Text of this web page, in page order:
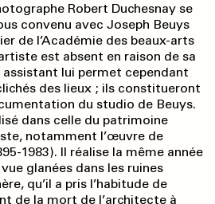
Robert Duchesnay se
convenu avec Joseph Beuys
de l’Académie des beaux-arts
est absent en raison de sa
lui permet cependant
des lieux ; ils constitueront
du studio de Beuys.
dans celle du patrimoine
notamment l’œuvre de
1983). Il réalise la même année
glanées dans les ruines
qu’il a pris l’habitude de
de la mort de l’architecte à